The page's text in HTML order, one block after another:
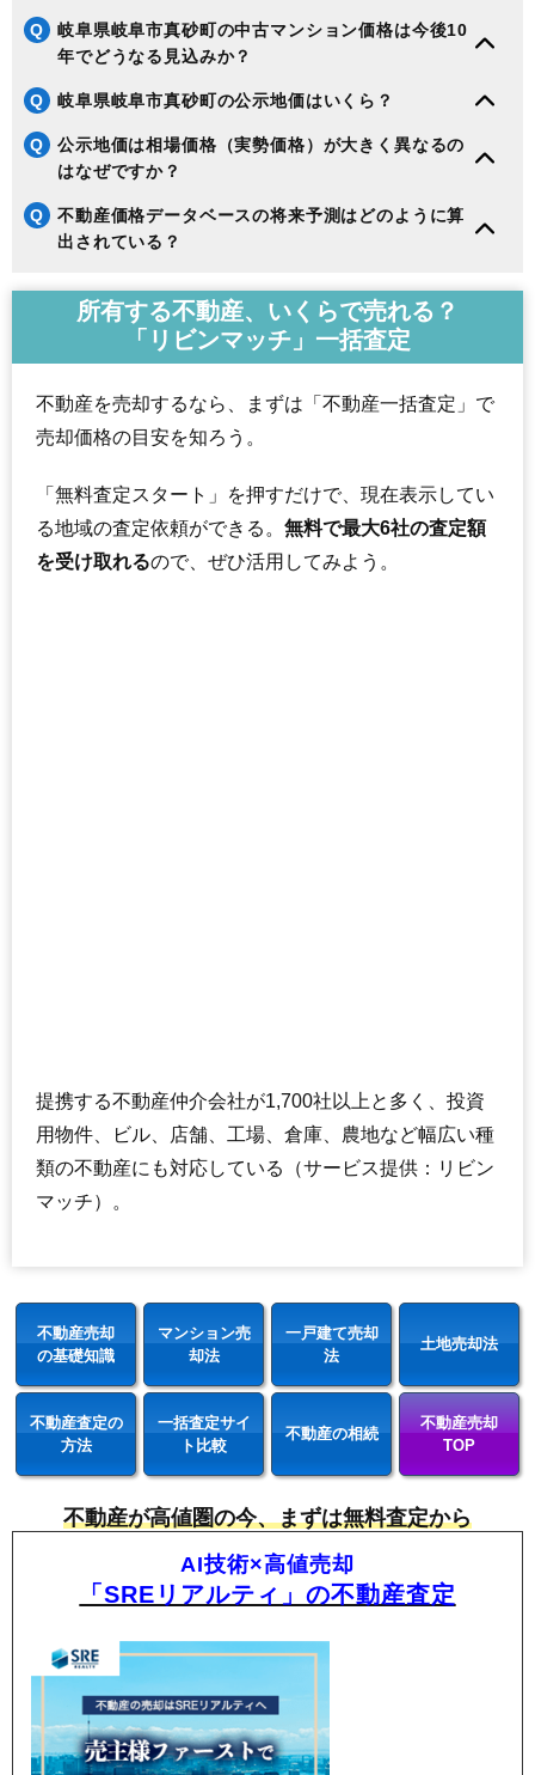
Q
岐阜県岐阜市真砂町の中古マンション価格は今後10
年でどうなる見込みか？
Q 岐阜県岐阜市真砂町の公示地価はいくら？
Q
公示地価は相場価格（実勢価格）が大きく異なるの
はなぜですか？
Q
不動産価格データベースの将来予測はどのように算
出されている？
所有する不動産、いくらで売れる？
「リビンマッチ」一括査定
不動産を売却するなら、まずは「不動産一括査定」で
売却価格の目安を知ろう。
「無料査定スタート」を押すだけで、現在表示してい
る地域の査定依頼ができる。 無料で最大6社の査定額
を受け取れるので、ぜひ活用してみよう。
提携する不動産仲介会社が1,700社以上と多く、投資
用物件、ビル、店舗、工場、倉庫、農地など幅広い種
類の不動産にも対応している（サービス提供：リビン
マッチ）。
不動産売却
の基礎知識
マンション売
却法
一戸建て売却
法
土地売却法
不動産査定の
方法
一括査定サイ
ト比較
不動産の相続
不動産売却
TOP
不動産が高値圏の今、まずは無料査定から
AI技術×高値売却
「SREリアルティ」の不動産査定